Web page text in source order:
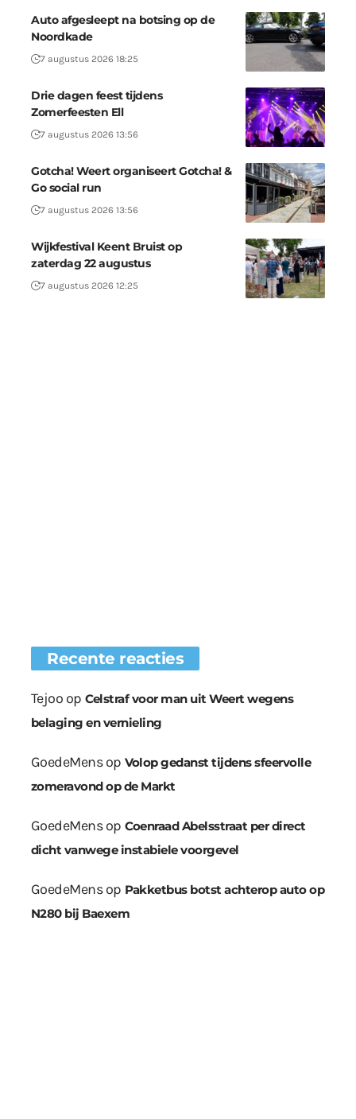
Auto afgesleept na botsing op de
Noordkade
7 augustus 2026 18:25
Drie dagen feest tijdens
Zomerfeesten Ell
7 augustus 2026 13:56
Gotcha! Weert organiseert Gotcha! &
Go social run
7 augustus 2026 13:56
Wijkfestival Keent Bruist op
zaterdag 22 augustus
7 augustus 2026 12:25
Recente reacties
Tejoo op Celstraf voor man uit Weert wegens
belaging en vernieling
GoedeMensop Volop gedanst tijdens sfeervolle
zomeravond op de Markt
GoedeMensop Coenraad Abelsstraat per direct
dicht vanwege instabiele voorgevel
GoedeMensop Pakketbus botst achterop auto op
N280 bij Baexem